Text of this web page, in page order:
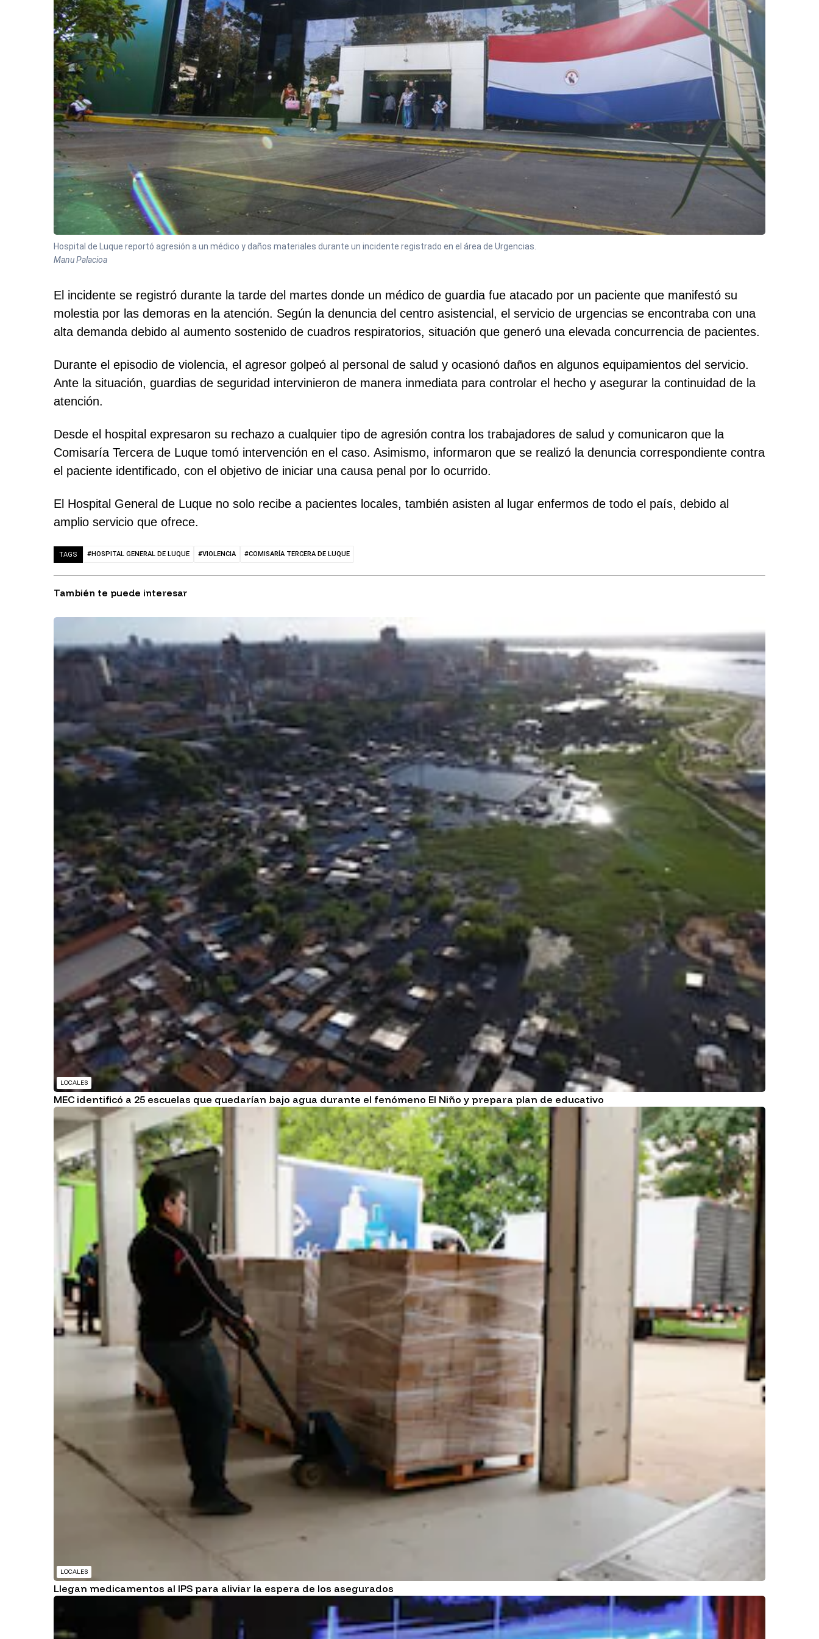
Hospital de Luque reportó agresión a un médico y daños materiales durante un incidente registrado en el área de Urgencias.
Manu Palacioa
El incidente se registró durante la tarde del martes donde un médico de guardia fue atacado por un paciente que manifestó su
molestia por las demoras en la atención. Según la denuncia del centro asistencial, el servicio de urgencias se encontraba con una
alta demanda debido al aumento sostenido de cuadros respiratorios, situación que generó una elevada concurrencia de pacientes.
Durante el episodio de violencia, el agresor golpeó al personal de salud y ocasionó daños en algunos equipamientos del servicio.
Ante la situación, guardias de seguridad intervinieron de manera inmediata para controlar el hecho y asegurar la continuidad de la
atención.
Desde el hospital expresaron su rechazo a cualquier tipo de agresión contra los trabajadores de salud y comunicaron que la
Comisaría Tercera de Luque tomó intervención en el caso. Asimismo, informaron que se realizó la denuncia correspondiente contra
el paciente identificado, con el objetivo de iniciar una causa penal por lo ocurrido.
El Hospital General de Luque no solo recibe a pacientes locales, también asisten al lugar enfermos de todo el país, debido al
amplio servicio que ofrece.
TAGS #HOSPITAL GENERAL DE LUQUE #VIOLENCIA #COMISARÍA TERCERA DE LUQUE
También te puede interesar
LOCALES
MEC identificó a 25 escuelas que quedarían bajo agua durante el fenómeno El Niño y prepara plan de educativo
LOCALES
Llegan medicamentos al IPS para aliviar la espera de los asegurados